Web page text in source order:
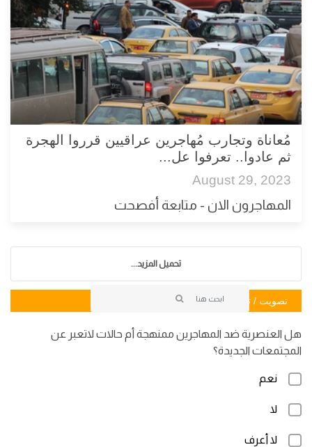
مُعاناة وتجارب مُهاجرين عراقيين قرروا الهجرة
ثم عادوا.. تعرفوا عل...
August 29, 2023
المهاجرون الان - متابعة أفصحت
تحميل المزيد...
تصويت / تصويت
هل العنصرية ضد المهاجرين ممنهجة أم حالات لاتعبر عن
المجتمعات الجديدة؟
نعم
لا
لا أعرف